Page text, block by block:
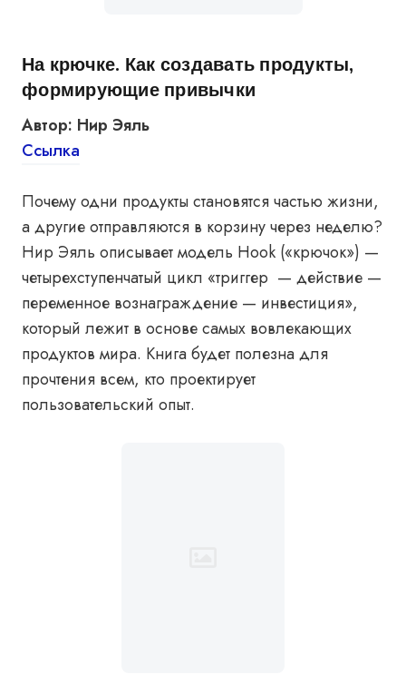
На крючке. Как создавать продукты,
формирующие привычки
Автор: Нир Эяль
Ссылка
Почему одни продукты становятся частью жизни,
а другие отправляются в корзину через неделю?
Нир Эяль описывает модель Hook («крючок») —
четырехступенчатый цикл «триггер — действие —
переменное вознаграждение — инвестиция»,
который лежит в основе самых вовлекающих
продуктов мира. Книга будет полезна для
прочтения всем, кто проектирует
пользовательский опыт.